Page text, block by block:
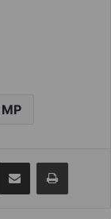
Share via Email Print